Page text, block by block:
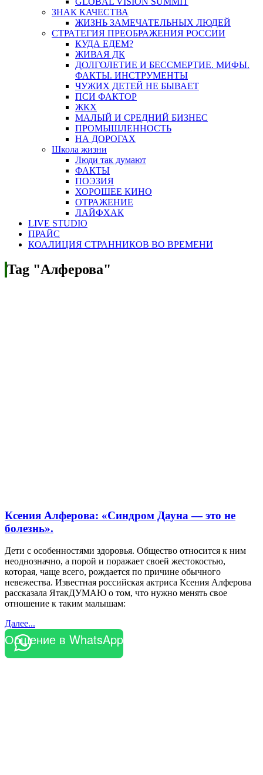
ЗНАК КАЧЕСТВА
ЖИЗНЬ ЗАМЕЧАТЕЛЬНЫХ ЛЮДЕЙ
СТРАТЕГИЯ ПРЕОБРАЖЕНИЯ РОССИИ
КУДА ЕДЕМ?
ЖИВАЯ ДК
ДОЛГОЛЕТИЕ И БЕССМЕРТИЕ. МИФЫ.
ФАКТЫ. ИНСТРУМЕНТЫ
ЧУЖИХ ДЕТЕЙ НЕ БЫВАЕТ
ПСИ ФАКТОР
ЖКХ
МАЛЫЙ И СРЕДНИЙ БИЗНЕС
ПРОМЫШЛЕННОСТЬ
НА ДОРОГАХ
Школа жизни
Люди так думают
ФАКТЫ
ПОЭЗИЯ
ХОРОШЕЕ КИНО
ОТРАЖЕНИЕ
ЛАЙФХАК
LIVE STUDIO
ПРАЙС
КОАЛИЦИЯ СТРАННИКОВ ВО ВРЕМЕНИ
Tag "Алферова"
Ксения Алферова: «Синдром Дауна — это не
болезнь».
Дети с особенностями здоровья. Общество относится к ним
неоднозначно, а порой и поражает своей жестокостью,
которая, чаще всего, рождается по причине обычного
невежества. Известная российская актриса Ксения Алферова
рассказала ЯтакДУМАЮ о том, что нужно менять свое
отношение к таким малышам:
Далее...
Общение в WhatsApp